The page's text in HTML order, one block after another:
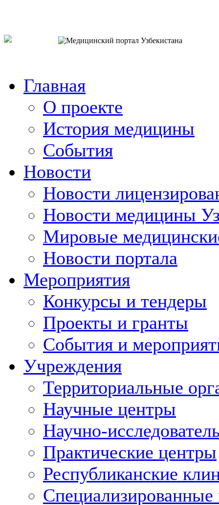
Главная
О проекте
История медицины
События
Новости
Новости
Новости медицины
Мировые
Новости портала
Мероприятия
Конкурсы и тендеры
Проекты и гранты
События и
Учреждения
Территориальные
Научные центры
Научно-
Практические центры
Республиканские